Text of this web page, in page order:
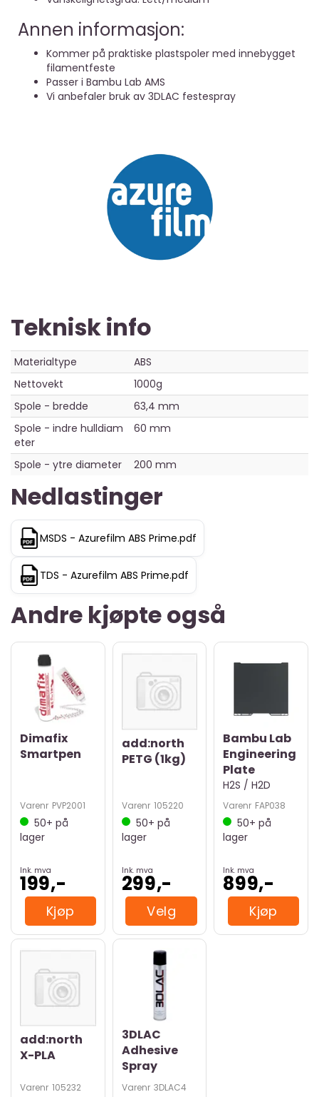
Annen informasjon:
Kommer på praktiske plastspoler med innebygget
filamentfeste
Passer i Bambu Lab AMS
Vi anbefaler bruk av 3DLAC festespray
Teknisk info
Materialtype
ABS
Nettovekt
1000g
Spole - bredde
63,4 mm
Spole - indre hulldiam
eter
60 mm
Spole - ytre diameter 200 mm
Nedlastinger
MSDS - Azurefilm ABS Prime.pdf
TDS - Azurefilm ABS Prime.pdf
Andre kjøpte også
Dimafix
Smartpen
Varenr PVP2001
50+ på
lager
Ink. mva
199,-
Kjøp
add:north
PETG (1kg)
Varenr 105220
50+ på
lager
Ink. mva
299,-
Velg
Bambu Lab
Engineering
Plate
H2S / H2D
Varenr FAP038
50+ på
lager
Ink. mva
899,-
Kjøp
add:north
X-PLA
Varenr 105232
3DLAC
Adhesive
Spray
Varenr 3DLAC4